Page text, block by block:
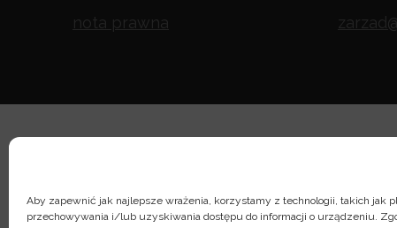
Aby zapewnić jak najlepsze wrażenia, korzystamy z technologii, takich jak
przechowywania i/lub uzyskiwania dostępu do informacji o urządzeniu.
nota prawna